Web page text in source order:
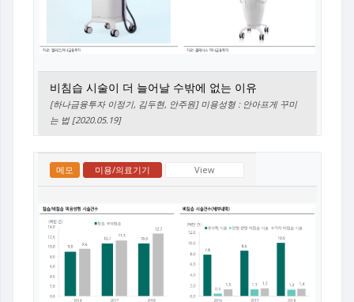
비침습 시술이 더 늘어날 수밖에 없는 이유
[하나금융투자 이정기, 김두현, 안주원] 미용성형 : 안아프게 꾸미
는 법 [2020.05.19]
메모 미용/의료기기 View